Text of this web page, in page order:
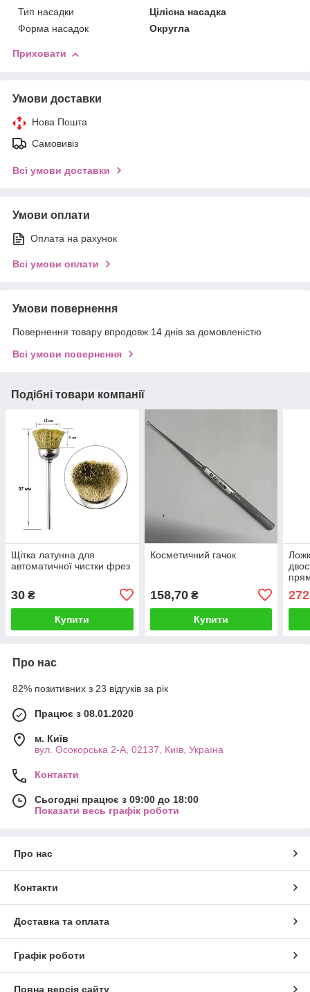
Тип насадки
Цілісна насадка
Форма насадок
Округла
Приховати
Умови доставки
Нова Пошта
Самовивіз
Всі умови доставки
Умови оплати
Оплата на рахунок
Всі умови оплати
Умови повернення
Повернення товару впродовж 14 днів за домовленістю
Всі умови повернення
Подібні товари компанії
Щітка латунна для
автоматичної чистки фрез
30 ₴
Купити
Косметичний гачок
158,70₴
Купити
272
Про нас
82% позитивних з 23 відгуків за рік
Працює з 08.01.2020
м. Київ
вул. Осокорська 2-А, 02137, Київ, Україна
Контакти
Сьогодні працює з 09:00 до 18:00
Показати весь графік роботи
Про нас
Контакти
Доставка та оплата
Графік роботи
Повна версія сайту